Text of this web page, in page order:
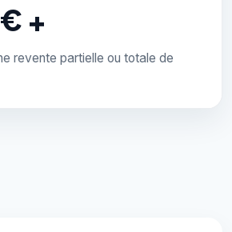
+
revente partielle ou totale de